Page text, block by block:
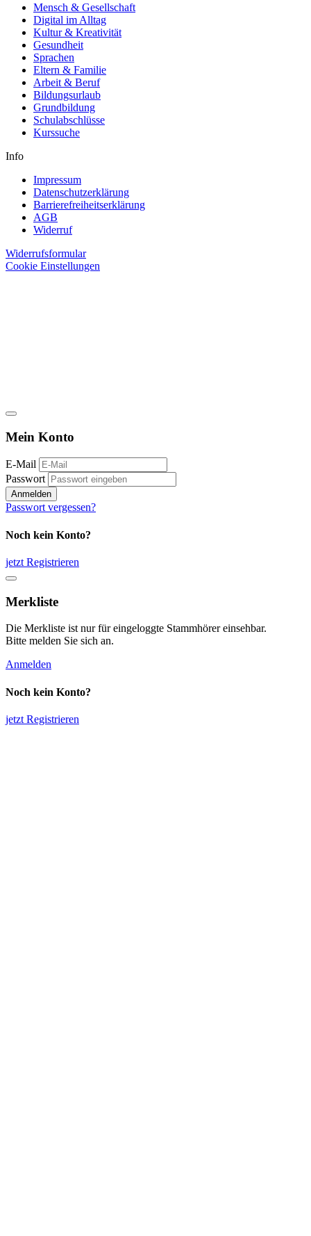
Mensch & Gesellschaft
Digital im Alltag
Kultur & Kreativität
Gesundheit
Sprachen
Eltern & Familie
Arbeit & Beruf
Bildungsurlaub
Grundbildung
Schulabschlüsse
Kurssuche
Info
Impressum
Datenschutzerklärung
Barrierefreiheitserklärung
AGB
Widerruf
Widerrufsformular
Cookie Einstellungen
Mein Konto
E-Mail
Passwort
Anmelden
Passwort vergessen?
Noch kein Konto?
jetzt Registrieren
Merkliste
Die Merkliste ist nur für eingeloggte Stammhörer einsehbar.
Bitte melden Sie sich an.
Anmelden
Noch kein Konto?
jetzt Registrieren